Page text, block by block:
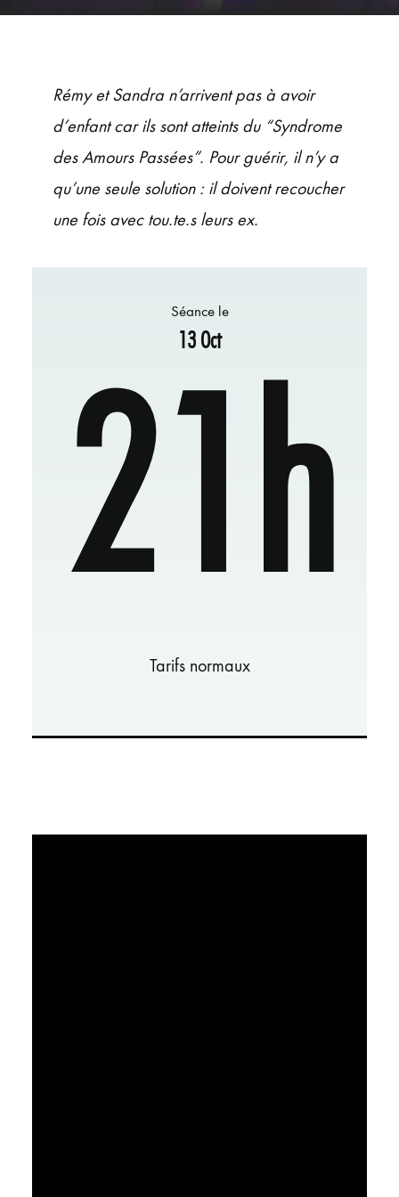
Rémy et Sandra n’arrivent pas à avoir
d’enfant car ils sont atteints du “Syndrome
des Amours Passées”. Pour guérir, il n’y a
qu’une seule solution : il doivent recoucher
une fois avec tou.te.s leurs ex.
Séance le
13 Oct
21h
Tarifs normaux